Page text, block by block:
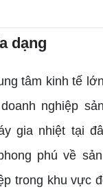
dạng
tâm kinh tế
nghiệp
gia nhiệt tại
phú về
trong khu vực